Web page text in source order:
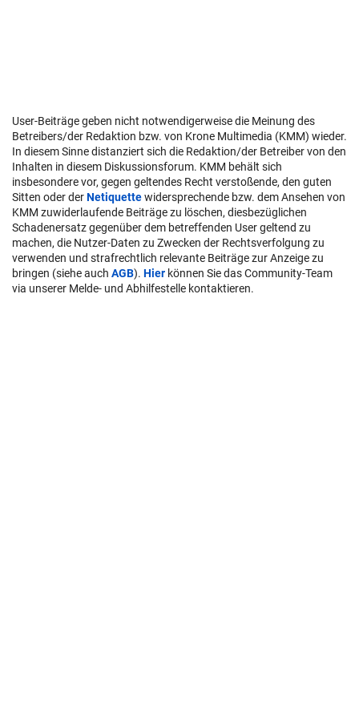
User-Beiträge geben nicht notwendigerweise die Meinung des
Betreibers/der Redaktion bzw. von Krone Multimedia (KMM) wieder.
In diesem Sinne distanziert sich die Redaktion/der Betreiber von den
Inhalten in diesem Diskussionsforum. KMM behält sich
insbesondere vor, gegen geltendes Recht verstoßende, den guten
Sitten oder derNetiquettewidersprechende bzw. dem Ansehen von
KMM zuwiderlaufende Beiträge zu löschen, diesbezüglichen
Schadenersatz gegenüber dem betreffenden User geltend zu
machen, die Nutzer-Daten zu Zwecken der Rechtsverfolgung zu
verwenden und strafrechtlich relevante Beiträge zur Anzeige zu
bringen (siehe auch AGB). Hier können Sie das Community-Team
via unserer Melde- und Abhilfestelle kontaktieren.